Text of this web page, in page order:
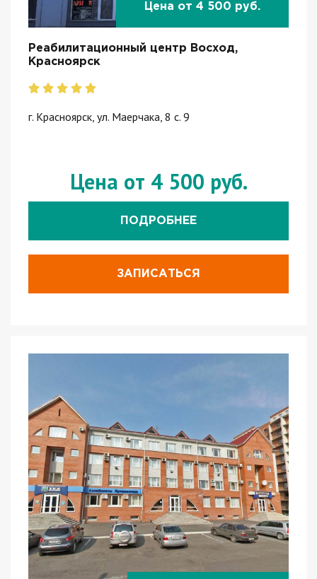
Цена от 4 500 руб.
Реабилитационный центр Восход,
Красноярск
г. Красноярск, ул. Маерчака, 8 с. 9
Цена от 4 500 руб.
ПОДРОБНЕЕ
ЗАПИСАТЬСЯ